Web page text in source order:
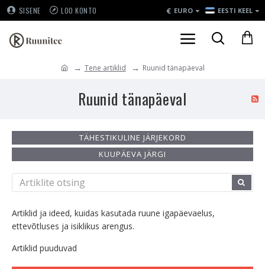
SISENE LOO KONTO € EURO EESTI KEEL
Tene artiklid Ruunid tänapäeval
Ruunid tänapäeval
TÄHESTIKULINE JÄRJEKORD
KUUPÄEVA JÄRGI
Artiklid ja ideed, kuidas kasutada ruune igapäevaelus,
ettevõtluses ja isiklikus arengus.
Artiklid puuduvad